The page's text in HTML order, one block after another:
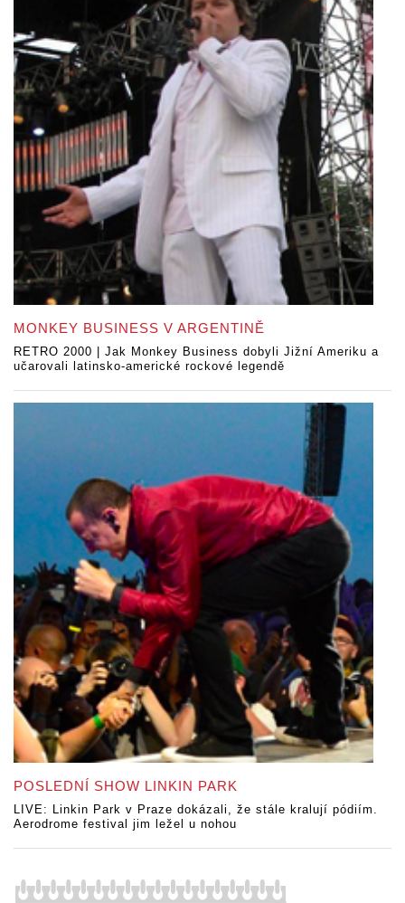
MONKEY BUSINESS V ARGENTINĚ
RETRO 2000 | Jak Monkey Business dobyli Jižní Ameriku a
učarovali latinsko-americké rockové legendě
POSLEDNÍ SHOW LINKIN PARK
LIVE: Linkin Park v Praze dokázali, že stále kralují pódiím.
Aerodrome festival jim ležel u nohou